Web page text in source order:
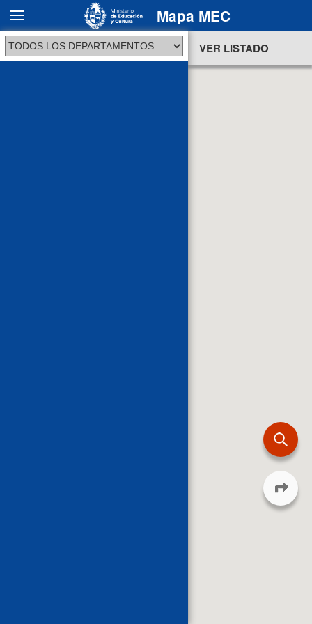
Mapa MEC
VER MAPA VER LISTADO